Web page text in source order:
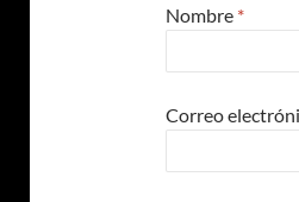
Nombre *
Correo